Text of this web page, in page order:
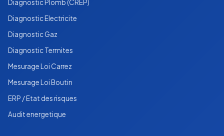
Diagnostic Plomb (CREP)
Diagnostic Electricite
Diagnostic Gaz
Diagnostic Termites
Mesurage Loi Carrez
Mesurage Loi Boutin
ERP / Etat des risques
Audit energetique